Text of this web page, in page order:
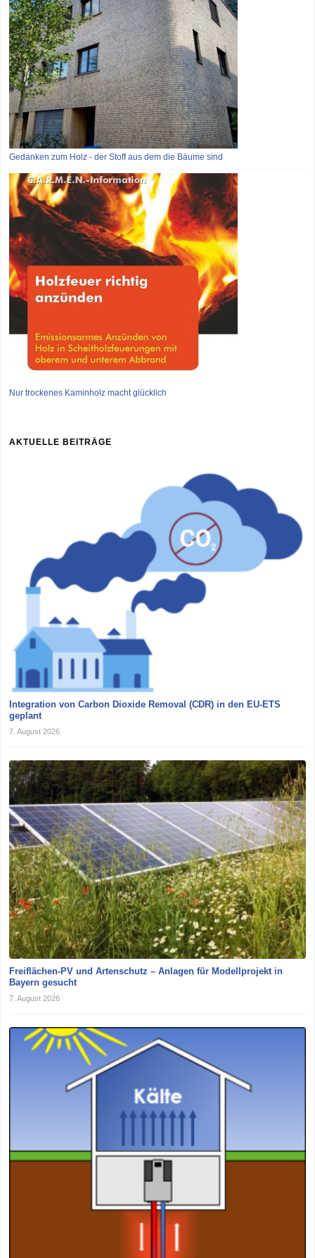
Gedanken zum Holz - der Stoff aus dem die Bäume sind
Nur trockenes Kaminholz macht glücklich
AKTUELLE BEITRÄGE
Integration von Carbon Dioxide Removal (CDR) in den EU-ETS
geplant
7. August 2026
Freiflächen-PV und Artenschutz – Anlagen für Modellprojekt in
Bayern gesucht
7. August 2026